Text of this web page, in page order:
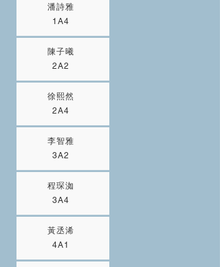
潘詩雅
1A4
陳子曦
2A2
徐熙然
2A4
李智雅
3A2
程琛洳
3A4
黃丞浠
4A1